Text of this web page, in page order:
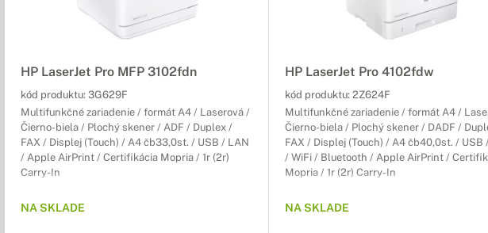
HP LaserJet Pro MFP 3102fdn
kód produktu: 3G629F
Multifunkčné zariadenie / formát A4 / Laserová /
Čierno-biela / Plochý skener / ADF / Duplex /
FAX / Displej (Touch) / A4 čb33,0st. / USB / LAN
/ Apple AirPrint / Certifikácia Mopria / 1r (2r)
Carry-In
NA SKLADE
HP LaserJet Pro 4102fdw
kód produktu: 2Z624F
Multifunkčné zariadenie / formát A4 /
Čierno-biela / Plochý skener / DADF /
FAX / Displej (Touch) / A4 čb40,0st. / USB
/ WiFi / Bluetooth / Apple AirPrint /
Mopria / 1r (2r) Carry-In
NA SKLADE